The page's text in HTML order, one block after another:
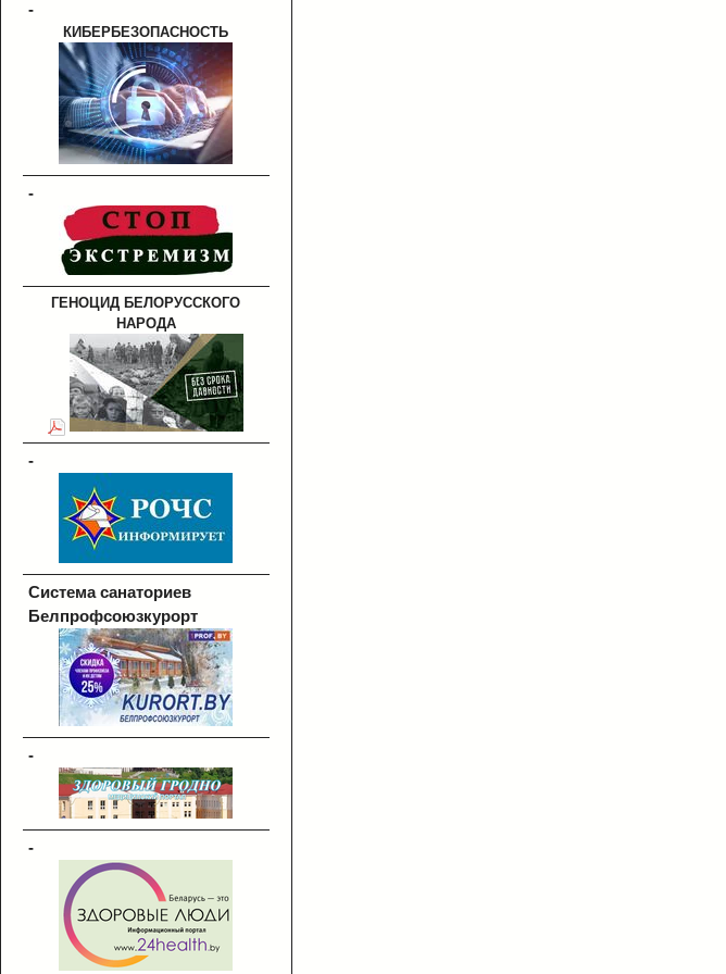
-
КИБЕРБЕЗОПАСНОСТЬ
-
ГЕНОЦИД БЕЛОРУССКОГО
НАРОДА
-
Система санаториев
Белпрофсоюзкурорт
-
-